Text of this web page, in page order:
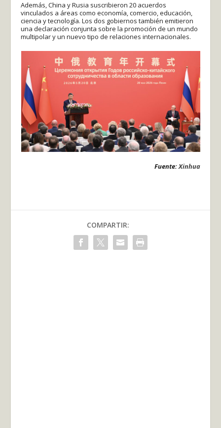
Además, China y Rusia suscribieron 20 acuerdos
vinculados a áreas como economía, comercio, educación,
ciencia y tecnología. Los dos gobiernos también emitieron
una declaración conjunta sobre la promoción de un mundo
multipolar y un nuevo tipo de relaciones internacionales.
Fuente:Xinhua
COMPARTIR: